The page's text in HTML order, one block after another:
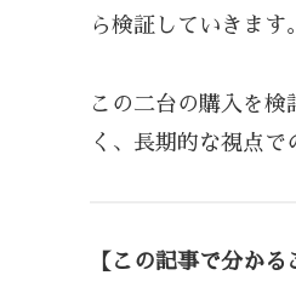
ら検証していきます。
この二台の購入を
く、長期的な視点
【この記事で分かる